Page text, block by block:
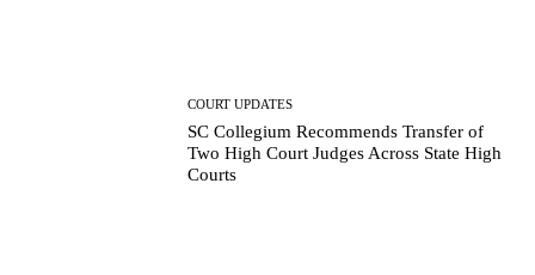
COURT UPDATES
SC Collegium Recommends Transfer of
Two High Court Judges Across State High
Courts